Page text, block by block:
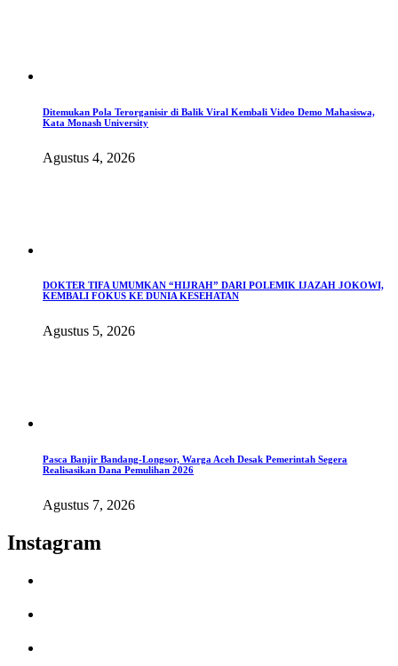
Ditemukan Pola Terorganisir di Balik Viral Kembali Video Demo Mahasiswa,
Kata Monash University
Agustus 4, 2026
DOKTER TIFA UMUMKAN “HIJRAH” DARI POLEMIK IJAZAH JOKOWI,
KEMBALI FOKUS KE DUNIA KESEHATAN
Agustus 5, 2026
Pasca Banjir Bandang-Longsor, Warga Aceh Desak Pemerintah Segera
Realisasikan Dana Pemulihan 2026
Agustus 7, 2026
Instagram